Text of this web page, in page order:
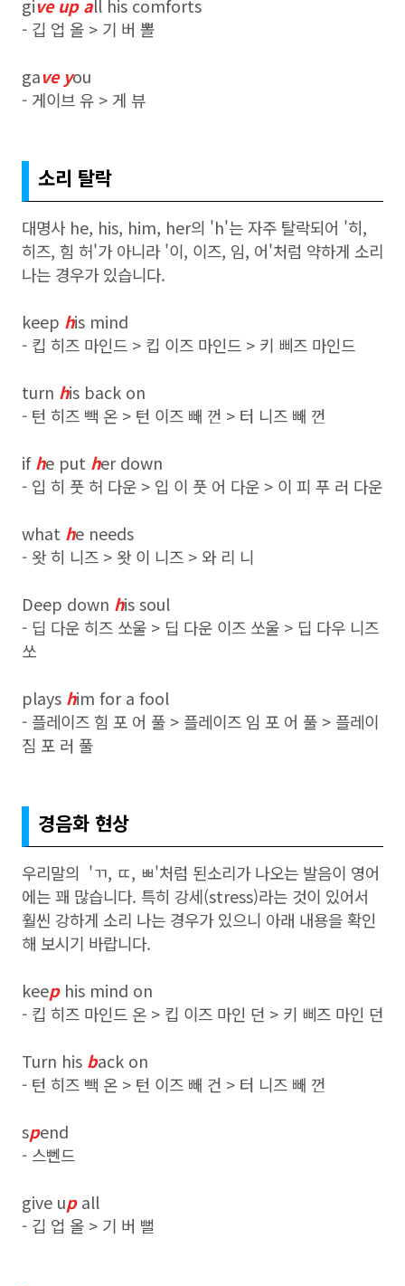
give up all his comforts
- 깁 업 올 > 기 버 뽈
gave you
- 게이브 유 > 게 뷰
소리 탈락
대명사 he, his, him, her의 'h'는 자주 탈락되어 '히,
히즈, 힘 허'가 아니라 '이, 이즈, 임, 어'처럼 약하게 소리
나는 경우가 있습니다.
keep his mind
- 킵 히즈 마인드 > 킵 이즈 마인드 > 키 삐즈 마인드
turn his back on
- 턴 히즈 빽 온 > 턴 이즈 빼 껀 > 터 니즈 빼 껀
ifhe put her down
- 입 히 풋 허 다운 > 입 이 풋 어 다운 > 이 피 푸 러 다운
what he needs
- 왓 히 니즈 > 왓 이 니즈 > 와 리 니
Deep down his soul
- 딥 다운 히즈 쏘울 > 딥 다운 이즈 쏘울 > 딥 다우 니즈
쏘
plays him for a fool
- 플레이즈 힘 포 어 풀 > 플레이즈 임 포 어 풀 > 플레이
짐 포 러 풀
경음화 현상
우리말의 'ㄲ, ㄸ, ㅃ'처럼 된소리가 나오는 발음이 영어
에는 꽤 많습니다. 특히 강세(stress)라는 것이 있어서
훨씬 강하게 소리 나는 경우가 있으니 아래 내용을 확인
해 보시기 바랍니다.
keephis mind on
- 킵 히즈 마인드 온 > 킵 이즈 마인 던 > 키 삐즈 마인 던
Turn his back on
- 턴 히즈 빽 온 > 턴 이즈 빼 건 > 터 니즈 빼 껀
spend
- 스뻰드
give upall
- 깁 업 올 > 기 버 뻘